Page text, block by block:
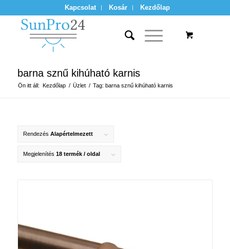
Kapcsolat Kosár Kezdőlap
barna sznű kihúható karnis
Ön itt áll: Kezdőlap / Üzlet / Tag: barna sznű kihúható karnis
Rendezés Alapértelmezett
Megjelenítés 18 termék / oldal